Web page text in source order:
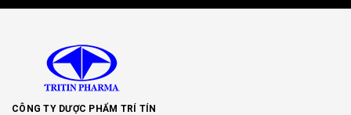
CÔNG TY DƯỢC PHẨM TRÍ TÍN